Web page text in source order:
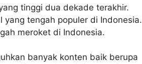
tinggi dua dekade terakhir.
tengah populer di Indonesia.
meroket di Indonesia.
banyak konten baik berupa